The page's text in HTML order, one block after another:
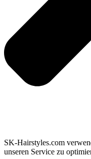
SK-Hairstyles.com
unseren Service zu